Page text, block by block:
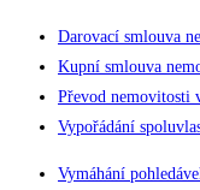
Darovací smlouva
Kupní smlouva
Převod nemovitosti
Vypořádání
Vymáhání